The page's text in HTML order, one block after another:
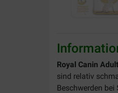
Royal Canin
sind relativ
Beschwerden